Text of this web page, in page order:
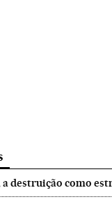
destruição como